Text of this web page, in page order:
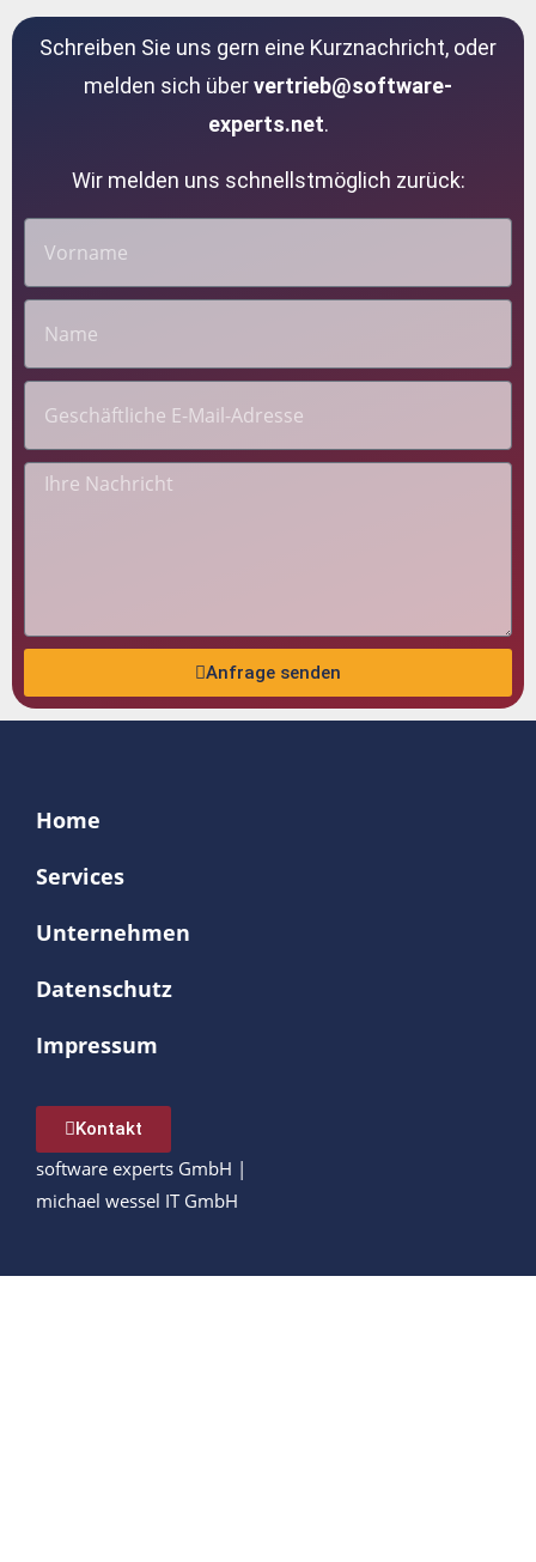
Schreiben Sie uns gern eine Kurznachricht, oder
melden sich übervertrieb@software-
experts.net.
Wir melden uns schnellstmöglich zurück:
Anfrage senden
Home
Services
Unternehmen
Datenschutz
Impressum
Kontakt
software experts GmbH |
michael wessel IT GmbH